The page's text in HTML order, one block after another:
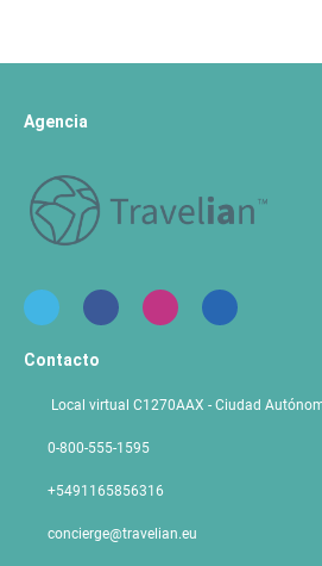
Agencia
Contacto
Local virtual C1270AAX - Ciudad
0-800-555-1595
+5491165856316
concierge@travelian.eu